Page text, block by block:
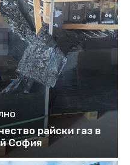
райски газ в
София